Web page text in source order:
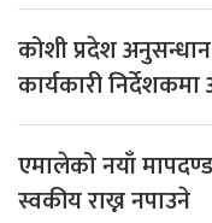
कोशी प्रदेश अनुसन्धान
कार्यकारी
एमालेको नयाँ
स्वकीय राख्न नपाउने